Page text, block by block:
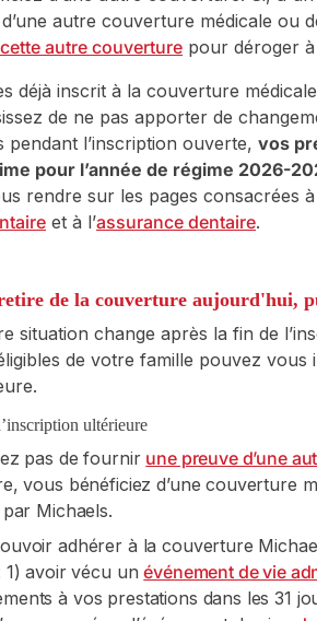
Souscrivez à une
tranches de 10 000
requise
(
tranches de plus de
diminuer cette
AD&D en option :
Souscrivez à une
tranches de 10 000
autre couverture médicale ou
autre couverture pour déroger
déjà inscrit à la couverture
de ne pas apporter de
pendant l’inscription ouverte, vos
pour l’année de régime 2026-
rendre sur les pages consacrées
et à l’assurance dentaire.
de la couverture aujourd'hui,
situation change après la fin de
de votre famille pouvez
ultérieure
pas de fournir une preuve d’une
vous bénéficiez d’une couverture
Michaels.
adhérer à la couverture
1) avoir vécu unévénement de vie
à vos prestations dans les 31